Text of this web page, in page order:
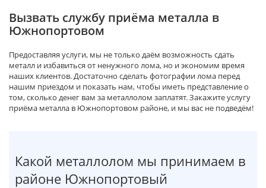
Вызвать службу приёма металла в
Южнопортовом
Предоставляя услуги, мы не только даём возможность сдать
металл и избавиться от ненужного лома, но и экономим время
наших клиентов. Достаточно сделать фотографии лома перед
нашим приездом и показать нам, чтобы иметь представление о
том, сколько денег вам за металлолом заплатят. Закажите услугу
приёма металла в Южнопортовом районе, и мы вас не подведём!
Какой металлолом мы принимаем в
районе Южнопортовый